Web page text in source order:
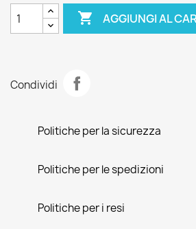
 AGGIUNGI AL
Condividi
Politiche per la sicurezza
Politiche per le spedizioni
Politiche per i resi